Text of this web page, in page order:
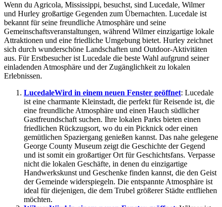
Wenn du Agricola, Mississippi, besuchst, sind Lucedale, Wilmer
und Hurley großartige Gegenden zum Übernachten. Lucedale ist
bekannt für seine freundliche Atmosphäre und seine
Gemeinschaftsveranstaltungen, während Wilmer einzigartige lokale
Attraktionen und eine friedliche Umgebung bietet. Hurley zeichnet
sich durch wunderschöne Landschaften und Outdoor-Aktivitäten
aus. Für Erstbesucher ist Lucedale die beste Wahl aufgrund seiner
einladenden Atmosphäre und der Zugänglichkeit zu lokalen
Erlebnissen.
LucedaleWird in einem neuen Fenster geöffnet: Lucedale
ist eine charmante Kleinstadt, die perfekt für Reisende ist, die
eine freundliche Atmosphäre und einen Hauch südlicher
Gastfreundschaft suchen. Ihre lokalen Parks bieten einen
friedlichen Rückzugsort, wo du ein Picknick oder einen
gemütlichen Spaziergang genießen kannst. Das nahe gelegene
George County Museum zeigt die Geschichte der Gegend
und ist somit ein großartiger Ort für Geschichtsfans. Verpasse
nicht die lokalen Geschäfte, in denen du einzigartige
Handwerkskunst und Geschenke finden kannst, die den Geist
der Gemeinde widerspiegeln. Die entspannte Atmosphäre ist
ideal für diejenigen, die dem Trubel größerer Städte entfliehen
möchten.